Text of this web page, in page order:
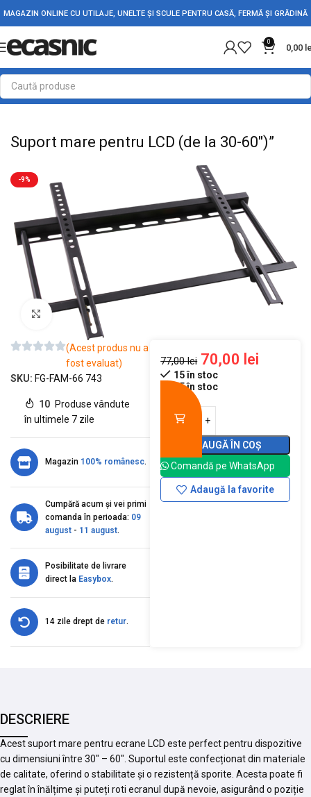
MAGAZIN ONLINE CU UTILAJE, UNELTE ȘI SCULE PENTRU CASĂ, FERMĂ ȘI GRĂDINĂ
0
0,00
Prima pagină Electrice TV Telefon Audio Internet
Suport mare pentru LCD (de la 30-60″)”
-9%
Mărește imaginea
(Acest produs nu a
fost evaluat)
SKU: FG-FAM-66 743
10 Produse vândute
în ultimele 7 zile
Magazin 100% românesc.
Cumpără acum și vei primi
comanda în perioada: 09
august - 11 august.
Posibilitate de livrare
direct la Easybox.
14 zile drept de retur.
77,00lei 70,00 lei
15 în stoc
15 în stoc
ADAUGĂ ÎN COȘ
Comandă pe WhatsApp
Adaugă la favorite
DESCRIERE
Acest suport mare pentru ecrane LCD este perfect pentru dispozitive
cu dimensiuni între 30″ – 60″. Suportul este confecționat din materiale
de calitate, oferind o stabilitate și o rezistență sporite. Acesta poate fi
reglat în înălțime și puteți roti ecranul după nevoie, asigurând o poziție